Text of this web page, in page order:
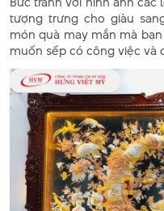
tượng trưng cho giàu
món quà may mắn mà
muốn sếp có công việc và